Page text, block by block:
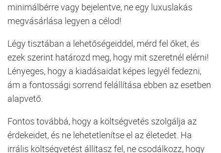
minimálbérre vagy bejelentve, ne egy luxuslakás
megvásárlása legyen a célod!
Légy tisztában a lehetőségeiddel, mérd fel őket, és
ezek szerint határozd meg, hogy mit szeretnél elérni!
Lényeges, hogy a kiadásaidat képes legyél fedezni,
ám a fontossági sorrend felállítása ebben az esetben
alapvető.
Fontos továbbá, hogy a költségvetés szolgálja az
érdekeidet, és ne lehetetlenítse el az életedet. Ha
irrális költségvetést állítasz fel, ne csodálkozz, hogy